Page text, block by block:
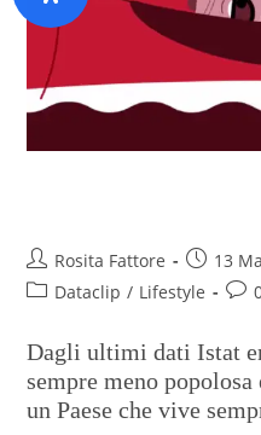
Rosita Fattore
13
Dataclip / Lifestyle
Dagli ultimi dati Istat
sempre meno
un Paese che vive